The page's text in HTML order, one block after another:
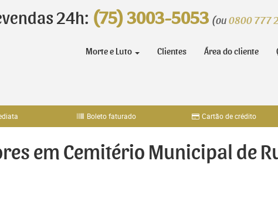
24h: (75) 3003-5053 (ou 0800 777
Morte e Luto Clientes Área do cliente
Boleto faturado Cartão de crédito
em Cemitério Municipal de